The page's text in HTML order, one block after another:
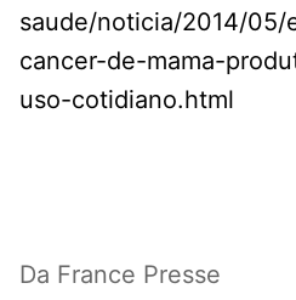
saude/noticia/2014/05/
cancer-de-mama-
uso-cotidiano.html
Da France Presse